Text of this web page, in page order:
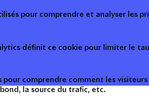
pour comprendre et analyser les
définit ce cookie pour limiter le
pour comprendre comment les
la source du trafic, etc.